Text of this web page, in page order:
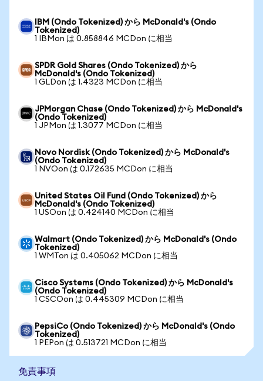
IBM (Ondo Tokenized) から McDonald's (Ondo
Tokenized)
1 IBMon は 0.858846 MCDon に相当
SPDR Gold Shares (Ondo Tokenized) から
McDonald's (Ondo Tokenized)
1 GLDon は 1.4323 MCDon に相当
JPMorgan Chase (Ondo Tokenized) から McDonald's
(Ondo Tokenized)
1 JPMon は 1.3077 MCDon に相当
Novo Nordisk (Ondo Tokenized) から McDonald's
(Ondo Tokenized)
1 NVOon は 0.172635 MCDon に相当
United States Oil Fund (Ondo Tokenized) から
McDonald's (Ondo Tokenized)
1 USOon は 0.424140 MCDon に相当
Walmart (Ondo Tokenized) から McDonald's (Ondo
Tokenized)
1 WMTon は 0.405062 MCDon に相当
Cisco Systems (Ondo Tokenized) から McDonald's
(Ondo Tokenized)
1 CSCOon は 0.445309 MCDon に相当
PepsiCo (Ondo Tokenized) から McDonald's (Ondo
Tokenized)
1 PEPon は 0.513721 MCDon に相当
免責事項